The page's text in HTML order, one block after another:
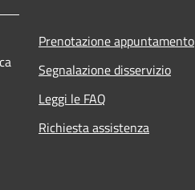
Prenotazione appuntamento
Segnalazione disservizio
Leggi le FAQ
Richiesta assistenza